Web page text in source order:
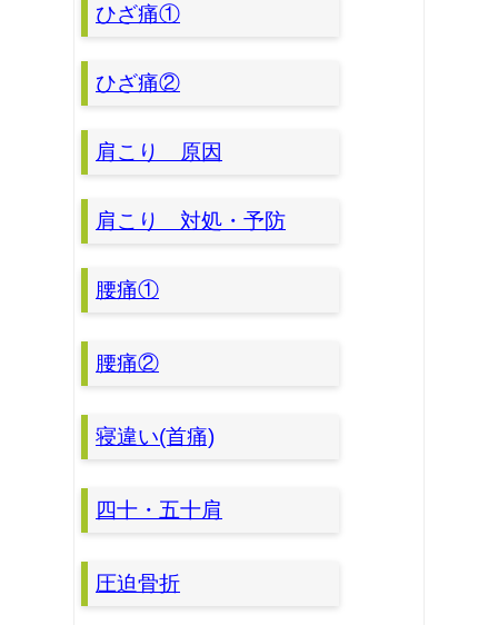
ひざ痛①
ひざ痛②
肩こり 原因
肩こり 対処・予防
腰痛①
腰痛②
寝違い(首痛)
四十・五十肩
圧迫骨折